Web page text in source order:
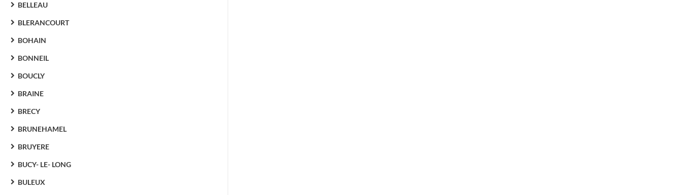
BELLEAU
BLERANCOURT
BOHAIN
BONNEIL
BOUCLY
BRAINE
BRECY
BRUNEHAMEL
BRUYERE
BUCY- LE- LONG
BULEUX